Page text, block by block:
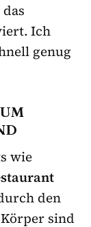
Ich
genug
wie
den
sind